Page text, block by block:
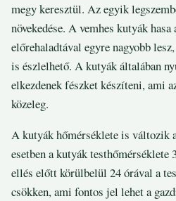
megy keresztül. Az egyik
növekedése. A vemhes kutyák hasa
előrehaladtával egyre nagyobb
is észlelhető. A kutyák általában
elkezdenek fészket készíteni, ami
közeleg.
A kutyák hőmérséklete is változik
esetben a kutyák
ellés előtt körülbelül 24 órával a
csökken, ami fontos jel lehet a